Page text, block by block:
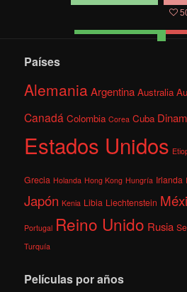
Países
AlemaniaArgentina Australia
Canadá Colombia Corea Cuba
Estados Unidos
Grecia Holanda Hong Kong Hungría Irlanda
Japón Kenia Libia Liechtenstein
Portugal Reino Unido Rusia
Turquía
Películas por años